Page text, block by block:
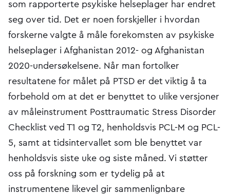
som rapporterte psykiske helseplager har endret
seg over tid. Det er noen forskjeller i hvordan
forskerne valgte å måle forekomsten av psykiske
helseplager i Afghanistan 2012- og Afghanistan
2020-undersøkelsene. Når man fortolker
resultatene for målet på PTSD er det viktig å ta
forbehold om at det er benyttet to ulike versjoner
av måleinstrument Posttraumatic Stress Disorder
Checklist ved T1 og T2, henholdsvis PCL-M og PCL-
5, samt at tidsintervallet som ble benyttet var
henholdsvis siste uke og siste måned. Vi støtter
oss på forskning som er tydelig på at
instrumentene likevel gir sammenlignbare